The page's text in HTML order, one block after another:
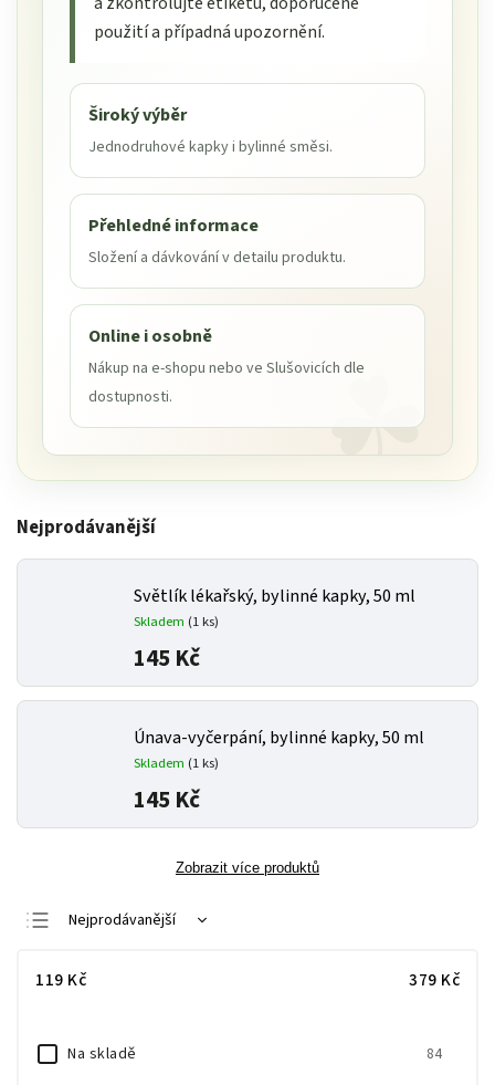
použití a případná upozornění.
Široký výběr
Jednodruhové kapky i bylinné směsi.
Přehledné informace
Složení a dávkování v detailu produktu.
Online i osobně
Nákup na e-shopu nebo ve Slušovicích dle
dostupnosti.
Nejprodávanější
Světlík lékařský, bylinné kapky, 50 ml
Skladem (1 ks)
145 Kč
Únava-vyčerpání, bylinné kapky, 50 ml
Skladem (1 ks)
145 Kč
Zobrazit více produktů
Nejprodávanější
Nejdražší
119 Kč 379 Kč
Na skladě 84